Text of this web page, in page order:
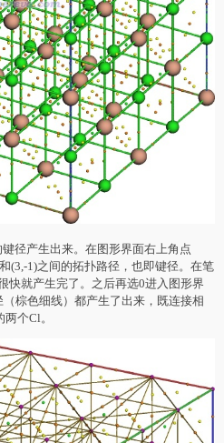
径产生出来。在图形界面右上角点
(3,-1)之间的拓扑路径，也即键径。在笔
快就产生完了。之后再选0进入图形界
棕色细线）都产生了出来，既连接相
个Cl。